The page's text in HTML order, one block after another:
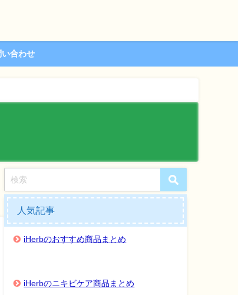
い合わせ
人気記事
iHerbのおすすめ商品まとめ
iHerbのニキビケア商品まとめ